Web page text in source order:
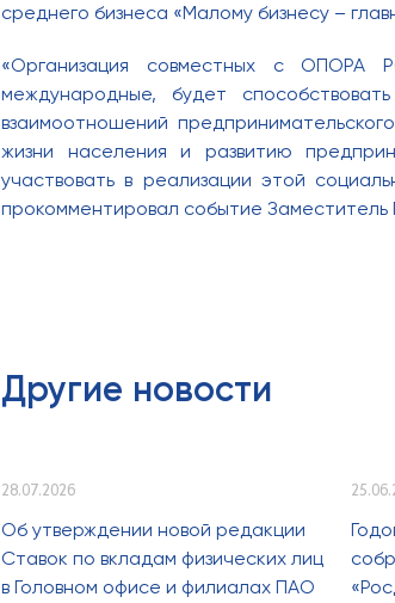
среднего бизнеса «Малому бизнесу –
«Организация совместных с ОПОРА
международные, будет
взаимоотношений
жизни населения и развитию
участвовать в реализации этой
прокомментировал событие
Другие новости
28.07.2026
Об утверждении новой редакции
Ставок по вкладам физических лиц
в Головном офисе и филиалах ПАО